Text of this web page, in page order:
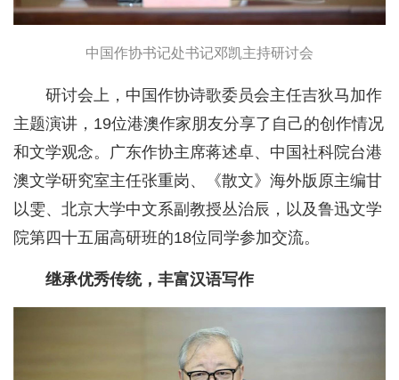
中国作协书记处书记邓凯主持研讨会
研讨会上，中国作协诗歌委员会主任吉狄马加作
主题演讲，19位港澳作家朋友分享了自己的创作情况
和文学观念。广东作协主席蒋述卓、中国社科院台港
澳文学研究室主任张重岗、《散文》海外版原主编甘
以雯、北京大学中文系副教授丛治辰，以及鲁迅文学
院第四十五届高研班的18位同学参加交流。
继承优秀传统，丰富汉语写作